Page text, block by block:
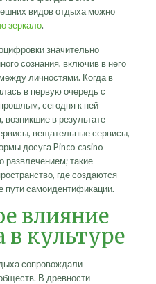
видов отдыха можно
зеркало.
значительно
сознания, включив в него
личностями. Когда в
в первую очередь с
сегодня к ней
возникшие в результате
вещательные сервисы,
досуга Pinco casino
развлечением; такие
где создаются
самоидентификации.
влияние
в культуре
сопровождали
В древности